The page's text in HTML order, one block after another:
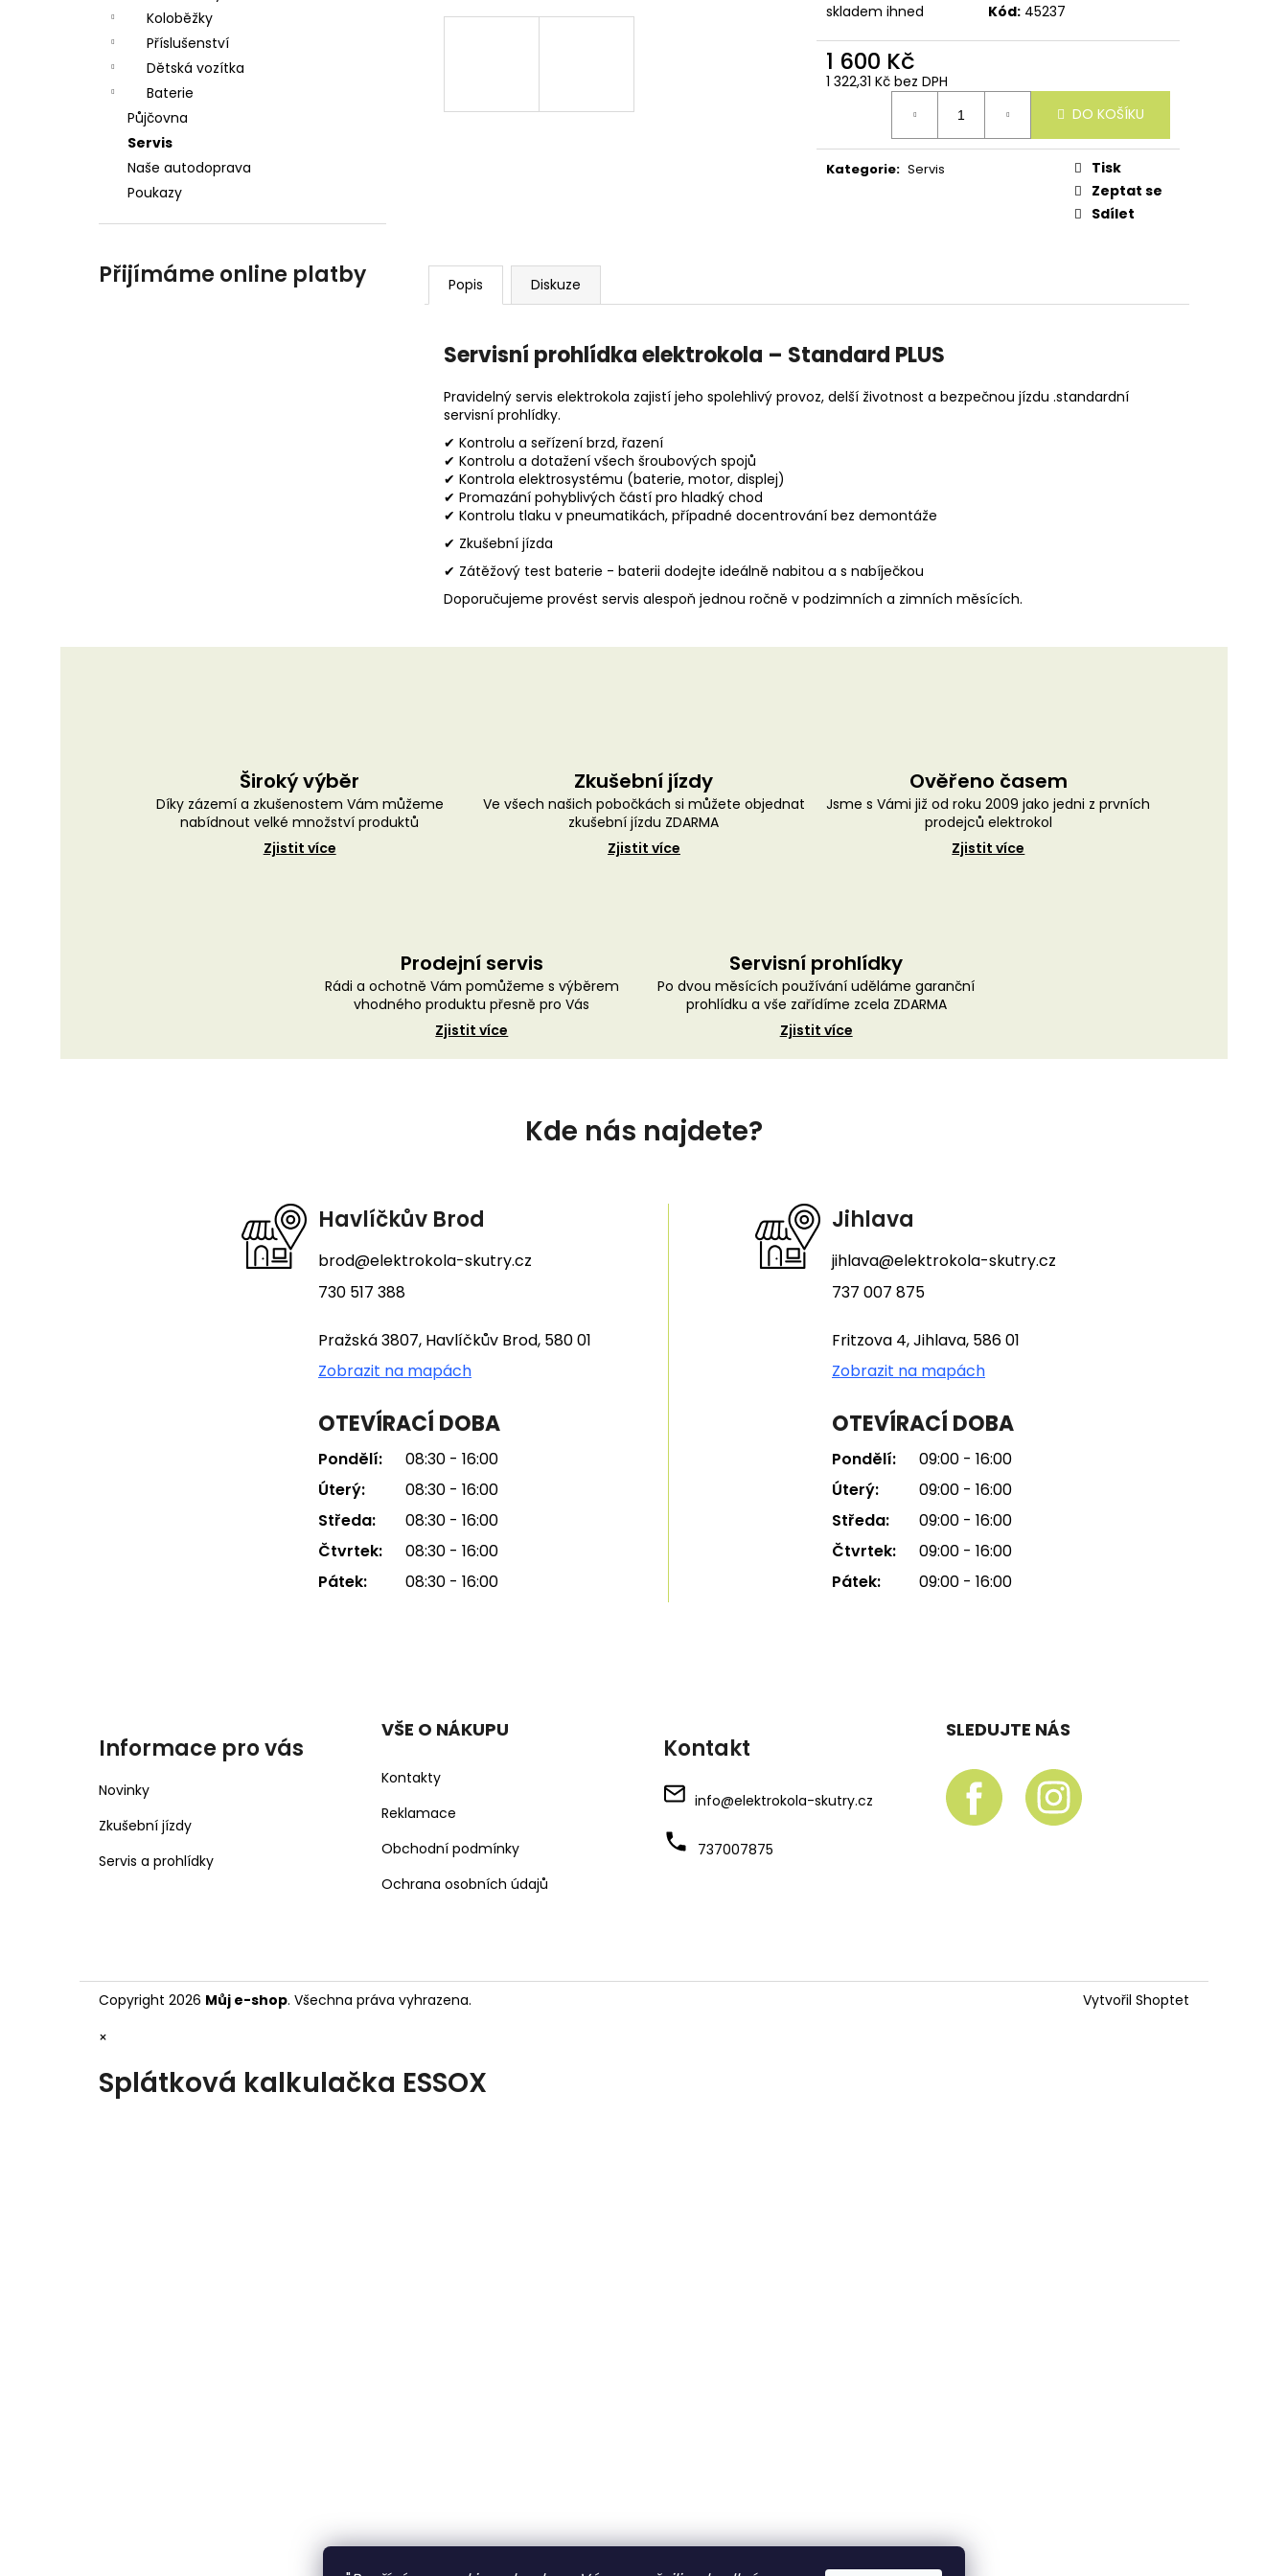
Koloběžky
Příslušenství
Dětská vozítka
Baterie
Půjčovna
Servis
Naše autodoprava
Poukazy
Přijímáme online platby
skladem ihned Kód: 45237
1 600 Kč
1 322,31 Kč bez DPH
DO KOŠÍKU
Kategorie: Servis
Tisk
Zeptat se
Sdílet
Popis Diskuze
Servisní prohlídka elektrokola – Standard PLUS
Pravidelný servis elektrokola zajistí jeho spolehlivý provoz, delší životnost a bezpečnou jízdu .standardní
servisní prohlídky.
✔ Kontrolu a seřízení brzd, řazení
✔ Kontrolu a dotažení všech šroubových spojů
✔ Kontrola elektrosystému (baterie, motor, displej)
✔ Promazání pohyblivých částí pro hladký chod
✔ Kontrolu tlaku v pneumatikách, případné docentrování bez demontáže
✔ Zkušební jízda
✔ Zátěžový test baterie - baterii dodejte ideálně nabitou a s nabíječkou
Doporučujeme provést servis alespoň jednou ročně v podzimních a zimních měsících.
Široký výběr
Díky zázemí a zkušenostem Vám můžeme
nabídnout velké množství produktů
Zjistit více
Zkušební jízdy
Ve všech našich pobočkách si můžete objednat
zkušební jízdu ZDARMA
Zjistit více
Ověřeno časem
Jsme s Vámi již od roku 2009 jako jedni z prvních
prodejců elektrokol
Zjistit více
Prodejní servis
Rádi a ochotně Vám pomůžeme s výběrem
vhodného produktu přesně pro Vás
Zjistit více
Servisní prohlídky
Po dvou měsících používání uděláme garanční
prohlídku a vše zařídíme zcela ZDARMA
Zjistit více
Kde nás najdete?
Havlíčkův Brod
brod@elektrokola-skutry.cz
730 517 388
Pražská 3807, Havlíčkův Brod, 580 01
Zobrazit na mapách
OTEVÍRACÍ DOBA
Pondělí:
08:30 - 16:00
Úterý:
08:30 - 16:00
Středa:
08:30 - 16:00
Čtvrtek:
08:30 - 16:00
Pátek:
08:30 - 16:00
Jihlava
jihlava@elektrokola-skutry.cz
737 007 875
Fritzova 4, Jihlava, 586 01
Zobrazit na mapách
OTEVÍRACÍ DOBA
Pondělí:
09:00 - 16:00
Úterý:
09:00 - 16:00
Středa:
09:00 - 16:00
Čtvrtek:
09:00 - 16:00
Pátek:
09:00 - 16:00
Informace pro vás
Novinky
Zkušební jízdy
Servis a prohlídky
VŠE O NÁKUPU
Kontakty
Reklamace
Obchodní podmínky
Ochrana osobních údajů
Kontakt
info@elektrokola-skutry.cz
737007875
SLEDUJTE NÁS
Vytvořil Shoptet
Copyright 2026 Můj e-shop. Všechna práva vyhrazena.
×
Splátková kalkulačka ESSOX